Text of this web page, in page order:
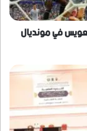
في مونديال